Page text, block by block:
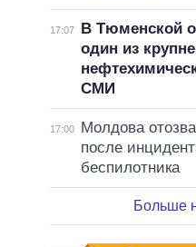
17:07
В Тюменской
один из
СМИ
17:00
Молдова
после
беспилотника
Больше